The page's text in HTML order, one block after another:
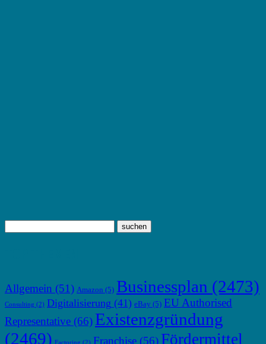
Allgemein (51) Amazon (5) Businessplan (2473)
Consulting (2) Digitalisierung (41) eBay (5) EU Authorised
Representative (66) Existenzgründung
(2469) Factoring (2) Franchise (56) Fördermittel